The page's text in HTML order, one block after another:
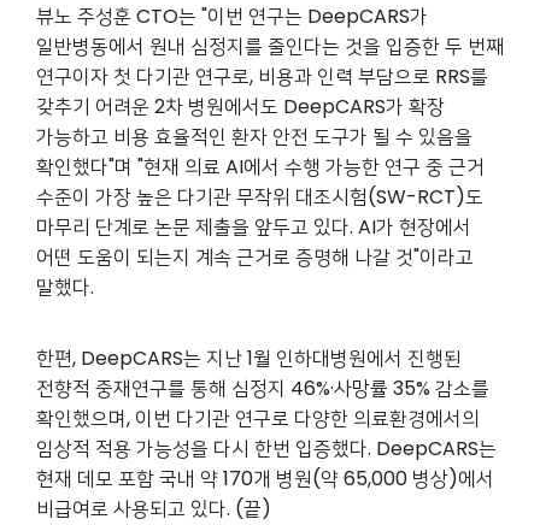
뷰노 주성훈 CTO는 "이번 연구는 DeepCARS가
일반병동에서 원내 심정지를 줄인다는 것을 입증한 두 번째
연구이자 첫 다기관 연구로, 비용과 인력 부담으로 RRS를
갖추기 어려운 2차 병원에서도 DeepCARS가 확장
가능하고 비용 효율적인 환자 안전 도구가 될 수 있음을
확인했다"며 "현재 의료 AI에서 수행 가능한 연구 중 근거
수준이 가장 높은 다기관 무작위 대조시험(SW-RCT)도
마무리 단계로 논문 제출을 앞두고 있다. AI가 현장에서
어떤 도움이 되는지 계속 근거로 증명해 나갈 것"이라고
말했다.
한편, DeepCARS는 지난 1월 인하대병원에서 진행된
전향적 중재연구를 통해 심정지 46%·사망률 35% 감소를
확인했으며, 이번 다기관 연구로 다양한 의료환경에서의
임상적 적용 가능성을 다시 한번 입증했다. DeepCARS는
현재 데모 포함 국내 약 170개 병원(약 65,000 병상)에서
비급여로 사용되고 있다. (끝)